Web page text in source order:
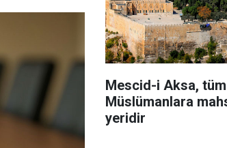
Mescid-i Aksa, tüm
Müslümanlara
yeridir